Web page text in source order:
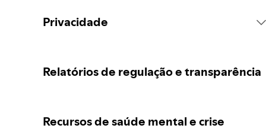
Privacidade
Relatórios de regulação e transparência
Recursos de saúde mental e crise